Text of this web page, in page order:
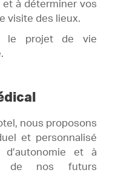
à déterminer vos
visite des lieux.
le projet de vie
nous proposons
et personnalisé
et à
de nos futurs